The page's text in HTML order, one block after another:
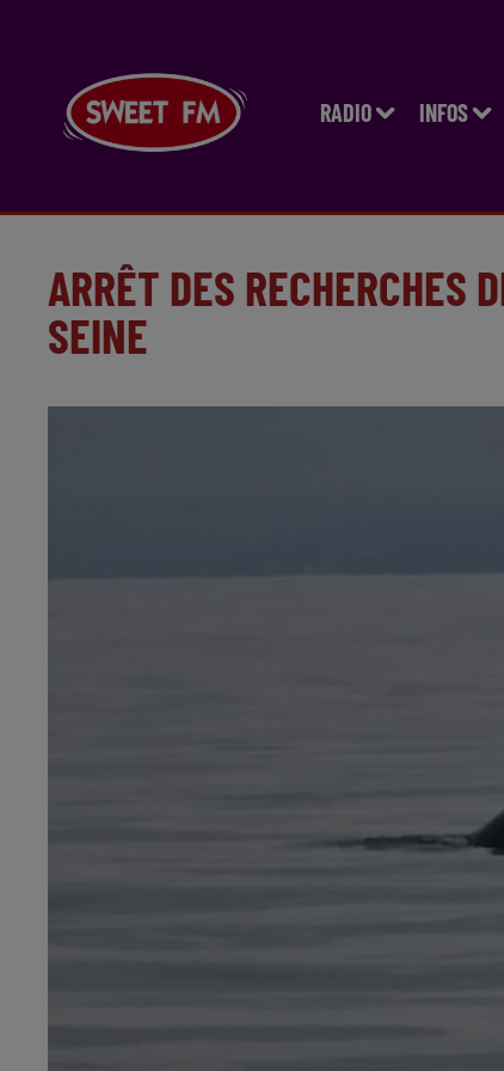
RADIO INFOS
ARRÊT DES RECHERCHES
SEINE